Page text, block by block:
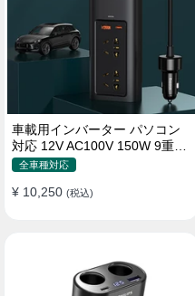
車載用インバーター パソコン
対応 12V AC100V 150W 9重保
護 ディスプレイ付き 静音タイ
全車種対応
¥ 10,250 (税込)